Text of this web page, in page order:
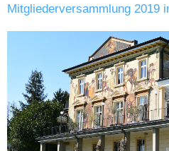
Mitgliederversammlung 2019